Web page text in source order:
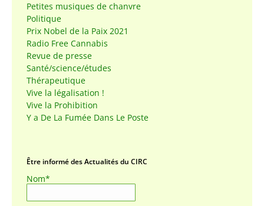
Petites musiques de chanvre
Politique
Prix Nobel de la Paix 2021
Radio Free Cannabis
Revue de presse
Santé/science/études
Thérapeutique
Vive la légalisation !
Vive la Prohibition
Y a De La Fumée Dans Le Poste
Être informé des Actualités du CIRC
Nom*